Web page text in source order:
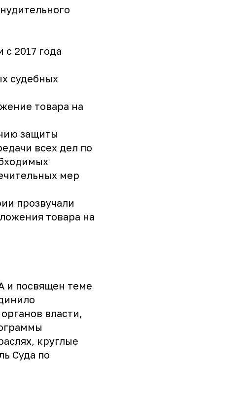
2017 года
судебных
товара на
защиты
всех дел по
мер
прозвучали
товара на
и посвящен теме
власти,
круглые
Суда по